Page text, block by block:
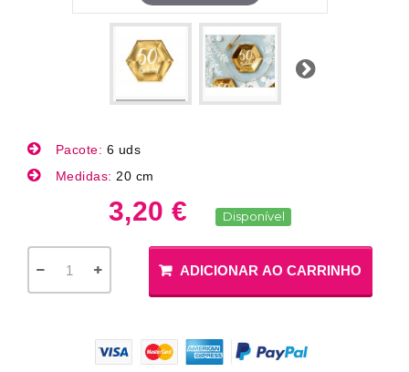
Próximo
Pacote: 6 uds
Medidas: 20 cm
3,20 € Disponível
ADICIONAR AO CARRINHO